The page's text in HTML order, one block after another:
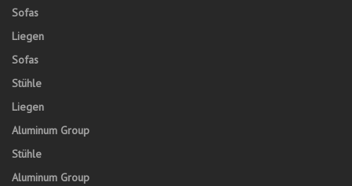
Sofas
Liegen
Sofas
Stühle
Liegen
Aluminum Group
Stühle
Aluminum Group